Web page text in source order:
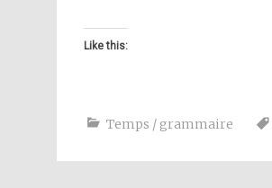
Like this:
Temps / grammaire